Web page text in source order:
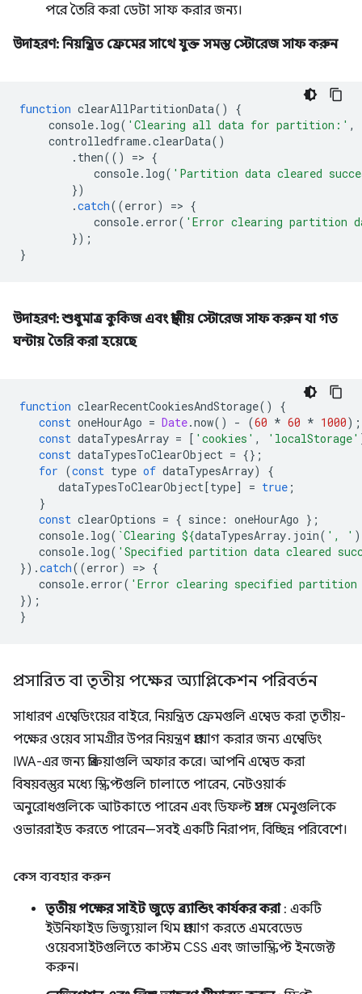
পরে তৈরি করা ডেটা সাফ করার জন্য।
উদাহরণ: নিয়ন্ত্রিত ফ্রেমের সাথে যুক্ত সমস্ত স্টোরেজ সাফ করুন
function clearAllPartitionData()
{
console. log( 'Clearing all data for partition:' ,
controlledframe.clearData()
. then(() => {
console. log( 'Partition data cleared
})
.catch((error) => {
console. error( 'Error clearing partition
});
}
উদাহরণ: শুধুমাত্র কুকিজ এবং স্থানীয় স্টোরেজ সাফ করুন যা গত
ঘন্টায় তৈরি করা হয়েছে
function clearRecentCookiesAndStorage()
{
const oneHourAgo = Date.now() - (60 * 60 * 1000);
const dataTypesArray = [ 'cookies' , 'localStorage'
const dataTypesToClearObject = {};
for (const type of dataTypesArray)
{
dataTypesToClearObject[type] = true ;
}
const clearOptions = { since : oneHourAgo };
console. log( `Clearing ${dataTypesArray. join( ', ' )
console. log( 'Specified partition data cleared
}).catch((error) => {
console. error( 'Error clearing specified
});
}
প্রসারিত বা তৃতীয় পক্ষের অ্যাপ্লিকেশন পরিবর্তন
সাধারণ এম্বেডিংয়ের বাইরে, নিয়ন্ত্রিত ফ্রেমগুলি এম্বেড করা তৃতীয়-
পক্ষের ওয়েব সামগ্রীর উপর নিয়ন্ত্রণ প্রয়োগ করার জন্য এম্বেডিং
IWA-এর জন্য প্রক্রিয়াগুলি অফার করে। আপনি এম্বেড করা
বিষয়বস্তুর মধ্যে স্ক্রিপ্টগুলি চালাতে পারেন, নেটওয়ার্ক
অনুরোধগুলিকে আটকাতে পারেন এবং ডিফল্ট প্রসঙ্গ মেনুগুলিকে
ওভাররাইড করতে পারেন—সবই একটি নিরাপদ, বিচ্ছিন্ন পরিবেশে।
কেস ব্যবহার করুন
তৃতীয় পক্ষের সাইট জুড়ে ব্র্যান্ডিং কার্যকর করা: একটি
ইউনিফাইড ভিজ্যুয়াল থিম প্রয়োগ করতে এমবেডেড
ওয়েবসাইটগুলিতে কাস্টম CSS এবং জাভাস্ক্রিপ্ট ইনজেক্ট
করুন।